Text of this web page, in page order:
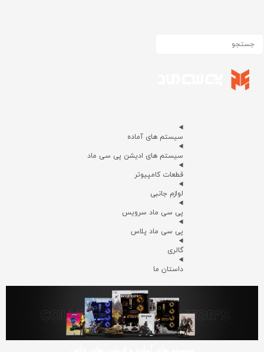
سیستم های آماده
سیستم های ادیشن پی سی ماد
قطعات کامپیوتر
لوازم جانبی
پی سی ماد سرویس
پی سی ماد پلاس
گالری
داستان ما